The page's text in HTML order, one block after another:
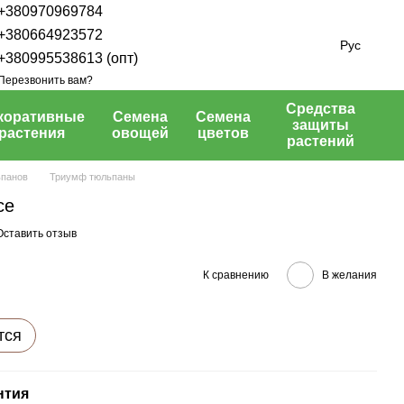
(опт)
вам?
Рус
растения
Семена
овощей
Семена
цветов
Средства
защиты
растений
Триумф тюльпаны
отзыв
К сравнению В желания